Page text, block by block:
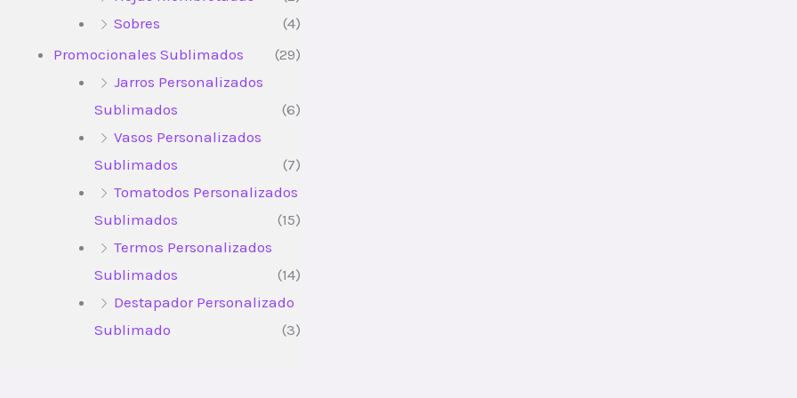
Sobres
(4)
Promocionales Sublimados
(29)
Jarros Personalizados
Sublimados
(6)
Vasos Personalizados
Sublimados
(7)
Tomatodos Personalizados
Sublimados
(15)
Termos Personalizados
Sublimados
(14)
Destapador Personalizado
Sublimado
(3)